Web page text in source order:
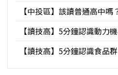
【中投區】該讀普通高中嗎
【讀技高】5分鐘認識動力
【讀技高】5分鐘認識食品群